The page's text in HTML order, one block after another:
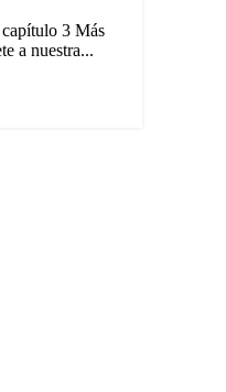
3 Más
a nuestra...